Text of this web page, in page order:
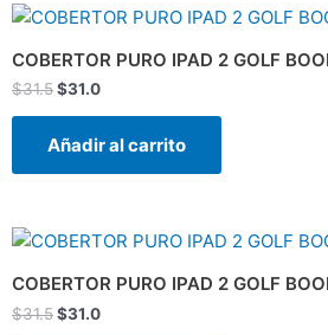
COBERTOR PURO IPAD 2 GOLF
$31.5
El
original
era:
$31.5.
$31.0
El
precio
actual
es:
$31.0.
Añadir al carrito
COBERTOR PURO IPAD 2 GOLF
$31.5
El
original
era:
$31.5.
$31.0
El
actual
es:
$31.0.